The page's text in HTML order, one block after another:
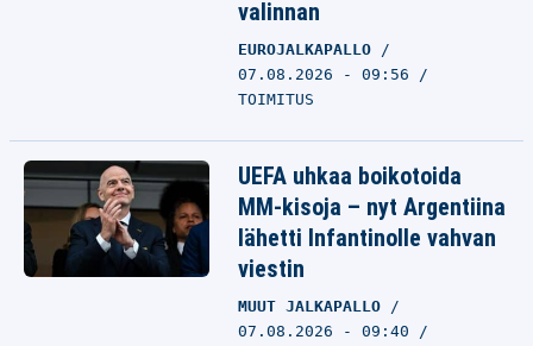
valinnan
EUROJALKAPALLO
07.08.2026 - 09:56
TOIMITUS
UEFA uhkaa boikotoida
MM-kisoja – nyt Argentiina
lähetti Infantinolle vahvan
viestin
MUUT JALKAPALLO
07.08.2026 - 09:40